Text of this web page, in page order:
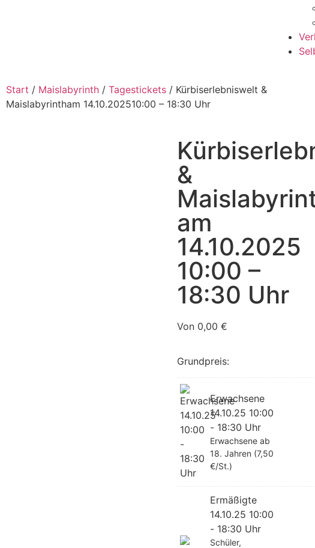
Start / Maislabyrinth / Tagestickets / Kürbiserlebniswelt &
Maislabyrintham 14.10.202510:00 – 18:30 Uhr
&
am
14.10.2025
10:00 –
18:30 Uhr
Von 0,00 €
Grundpreis:
Erwachsene
14.10.25 10:00
- 18:30 Uhr
Erwachsene ab
18. Jahren (7,50
€/St.)
Ermäßigte
14.10.25 10:00
- 18:30 Uhr
Schüler,